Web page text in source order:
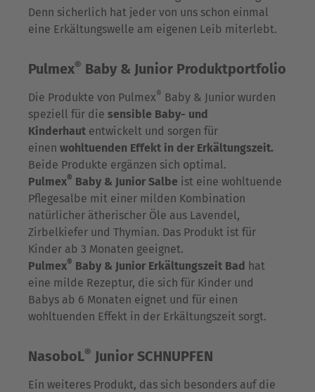
Denn sicherlich hat jeder von uns schon einmal
eine Erkältungswelle am eigenen Leib miterlebt.
Pulmex® Baby & Junior Produktportfolio
Die Produkte von Pulmex® Baby & Junior wurden
speziell für die sensible Baby- und
Kinderhaut entwickelt und sorgen für
einen wohltuenden Effekt in der Erkältungszeit.
Beide Produkte ergänzen sich optimal.
Pulmex® Baby & Junior Salbe ist eine wohltuende
Pflegesalbe mit einer milden Kombination
natürlicher ätherischer Öle aus Lavendel,
Zirbelkiefer und Thymian. Das Produkt ist für
Kinder ab 3 Monaten geeignet.
Pulmex® Baby & Junior Erkältungszeit Bad hat
eine milde Rezeptur, die sich für Kinder und
Babys ab 6 Monaten eignet und für einen
wohltuenden Effekt in der Erkältungszeit sorgt.
NasoboL® Junior SCHNUPFEN
Ein weiteres Produkt, das sich besonders auf die